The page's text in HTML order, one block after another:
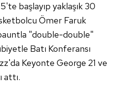
başlayıp yaklaşık 30
Ömer Faruk
"double-double"
Batı Konferansı
Keyonte George 21 ve
attı.